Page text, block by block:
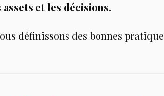
et les décisions.
définissons des bonnes